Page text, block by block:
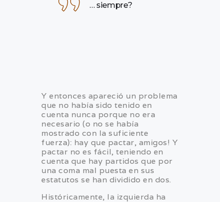
… siempre?
Y entonces apareció un problema
que no había sido tenido en
cuenta nunca porque no era
necesario (o no se había
mostrado con la suficiente
fuerza): hay que pactar, amigos! Y
pactar no es fácil, teniendo en
cuenta que hay partidos que por
una coma mal puesta en sus
estatutos se han dividido en dos.
Históricamente, la izquierda ha